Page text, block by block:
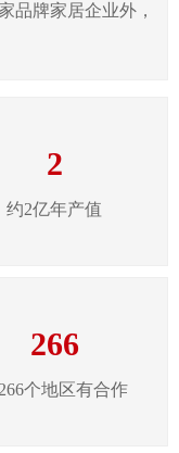
品牌家居企业外，
2
约2亿年产值
266
个地区有合作